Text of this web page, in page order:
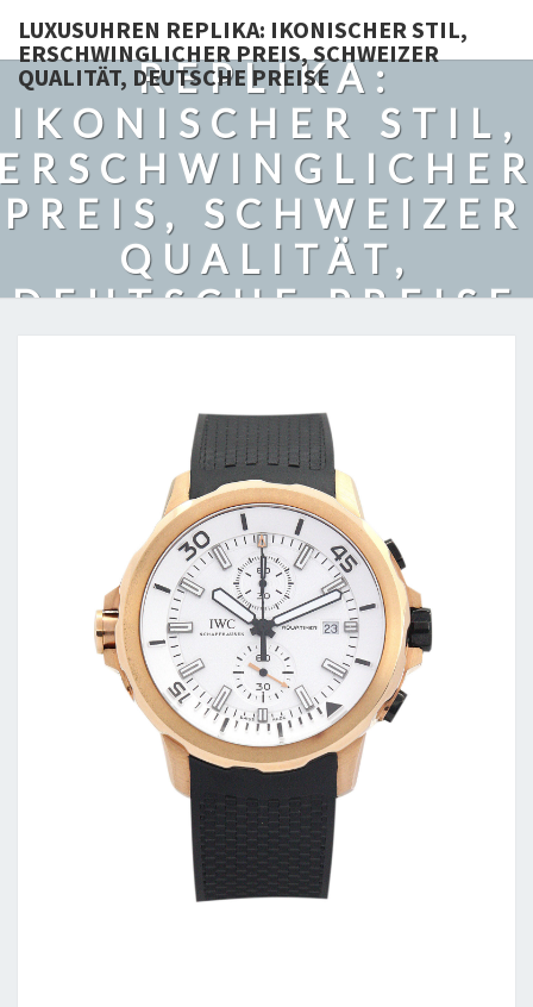
LUXUSUHREN REPLIKA: IKONISCHER STIL,
ERSCHWINGLICHER PREIS, SCHWEIZER
QUALITÄT, DEUTSCHE PREISE
LUXUSUHREN
REPLIKA:
IKONISCHER STIL,
PREIS, SCHWEIZER
QUALITÄT,
DEUTSCHE PREISE